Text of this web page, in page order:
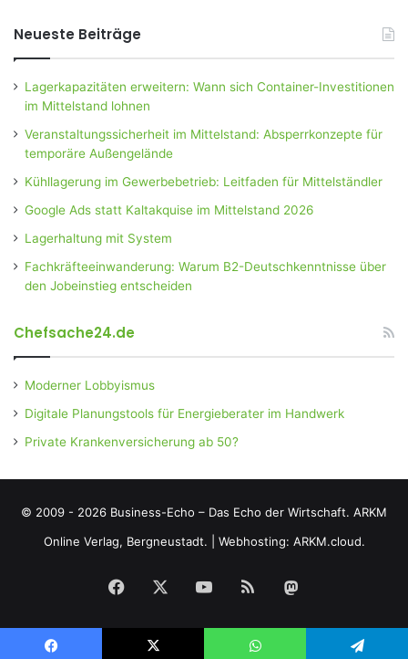
Neueste Beiträge
Lagerkapazitäten erweitern: Wann sich Container-Investitionen
im Mittelstand lohnen
Veranstaltungssicherheit im Mittelstand: Absperrkonzepte für
temporäre Außengelände
Kühllagerung im Gewerbebetrieb: Leitfaden für Mittelständler
Google Ads statt Kaltakquise im Mittelstand 2026
Lagerhaltung mit System
Fachkräfteeinwanderung: Warum B2-Deutschkenntnisse über
den Jobeinstieg entscheiden
Chefsache24.de
Moderner Lobbyismus
Digitale Planungstools für Energieberater im Handwerk
Private Krankenversicherung ab 50?
© 2009 - 2026 Business-Echo – Das Echo der Wirtschaft. ARKM
Online Verlag, Bergneustadt.
Webhosting: ARKM.cloud.
Facebook YouTubeRSS